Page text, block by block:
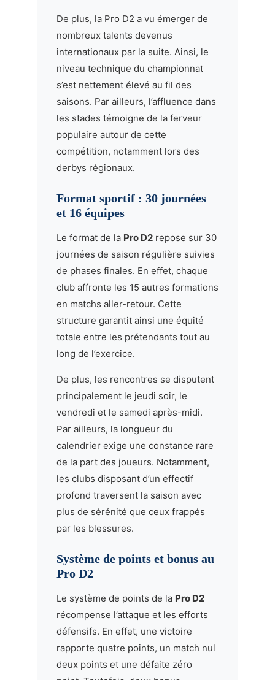
De plus, la Pro D2 a vu émerger de
nombreux talents devenus
internationaux par la suite. Ainsi, le
niveau technique du championnat
s’est nettement élevé au fil des
saisons. Par ailleurs, l’affluence dans
les stades témoigne de la ferveur
populaire autour de cette
compétition, notamment lors des
derbys régionaux.
Format sportif : 30 journées
et 16 équipes
Le format de la Pro D2repose sur 30
journées de saison régulière suivies
de phases finales. En effet, chaque
club affronte les 15 autres formations
en matchs aller-retour. Cette
structure garantit ainsi une équité
totale entre les prétendants tout au
long de l’exercice.
De plus, les rencontres se disputent
principalement le jeudi soir, le
vendredi et le samedi après-midi.
Par ailleurs, la longueur du
calendrier exige une constance rare
de la part des joueurs. Notamment,
les clubs disposant d’un effectif
profond traversent la saison avec
plus de sérénité que ceux frappés
par les blessures.
Système de points et bonus au
Pro D2
Le système de points de la Pro D2
récompense l’attaque et les efforts
défensifs. En effet, une victoire
rapporte quatre points, un match nul
deux points et une défaite zéro